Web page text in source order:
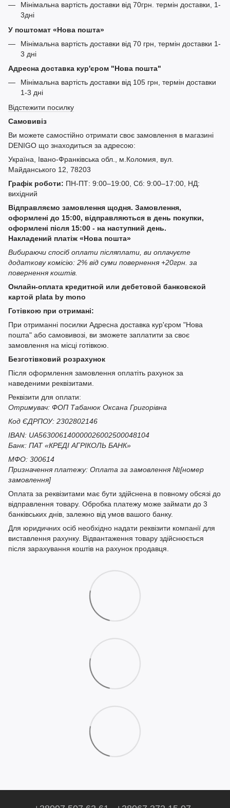
Мінімальна вартість доставки від 70грн. термін доставки, 1-
3дні
У поштомат «Нова пошта»
Мінімальна вартість доставки від 70 грн, термін доставки 1-
3 дні
Адресна доставка кур'єром "Нова пошта"
Мінімальна вартість доставки від 105 грн, термін доставки
1-3 дні
Відстежити посилку
Самовивіз
Ви можете самостійно отримати своє замовлення в магазині
DENIGO що знаходиться за адресою:
Україна, Івано-Франківська обл., м.Коломия, вул.
Майданського 12, 78203
Графік роботи: ПН-ПТ: 9:00–19:00, Сб: 9:00–17:00, НД:
вихідний
Відправляємо замовлення щодня. Замовлення,
оформлені до 15:00, відправляються в день покупки,
оформлені після 15:00 - на наступний день.
Накладений платіж «Нова пошта»
Вибираючи спосіб оплати післяплати, ви оплачуєте
додаткову комісію: 2% від суми повернення +20грн. за
повернення коштів.
Онлайн-оплата кредитной или дебетовой банковской
картой plata by mono
Готівкою при отримані:
При отриманні посилки Адресна доставка кур'єром "Нова
пошта" або самовивозі, ви зможете заплатити за своє
замовлення на місці готівкою.
Безготівковий розрахунок
Після оформлення замовлення оплатіть рахунок за
наведеними реквізитами.
Реквізити для оплати:
Отримувач: ФОП Табанюк Оксана Григорівна
Код ЄДРПОУ: 2302802146
IBAN: UA563006140000026002500048104
Банк: ПАТ «КРЕДІ АГРІКОЛЬ БАНК»
МФО: 300614
Призначення платежу: Оплата за замовлення №[номер
замовлення]
Оплата за реквізитами має бути здійснена в повному обсязі до
відправлення товару. Обробка платежу може займати до 3
банківських днів, залежно від умов вашого банку.
Для юридичних осіб необхідно надати реквізити компанії для
виставлення рахунку. Відвантаження товару здійснюється
після зарахування коштів на рахунок продавця.